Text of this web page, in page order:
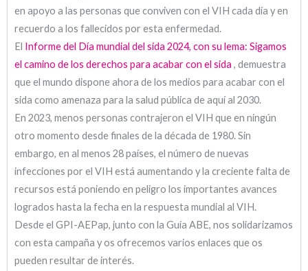
en apoyo a las personas que conviven con el VIH cada día y en
recuerdo a los fallecidos por esta enfermedad.
El Informe del Día mundial del sida 2024, con su lema: Sigamos
el camino de los derechos para acabar con el sida , demuestra
que el mundo dispone ahora de los medios para acabar con el
sida como amenaza para la salud pública de aquí al 2030.
En 2023, menos personas contrajeron el VIH que en ningún
otro momento desde finales de la década de 1980. Sin
embargo, en al menos 28 países, el número de nuevas
infecciones por el VIH está aumentando y la creciente falta de
recursos está poniendo en peligro los importantes avances
logrados hasta la fecha en la respuesta mundial al VIH.
Desde el GPI-AEPap, junto con la Guía ABE, nos solidarizamos
con esta campaña y os ofrecemos varios enlaces que os
pueden resultar de interés.